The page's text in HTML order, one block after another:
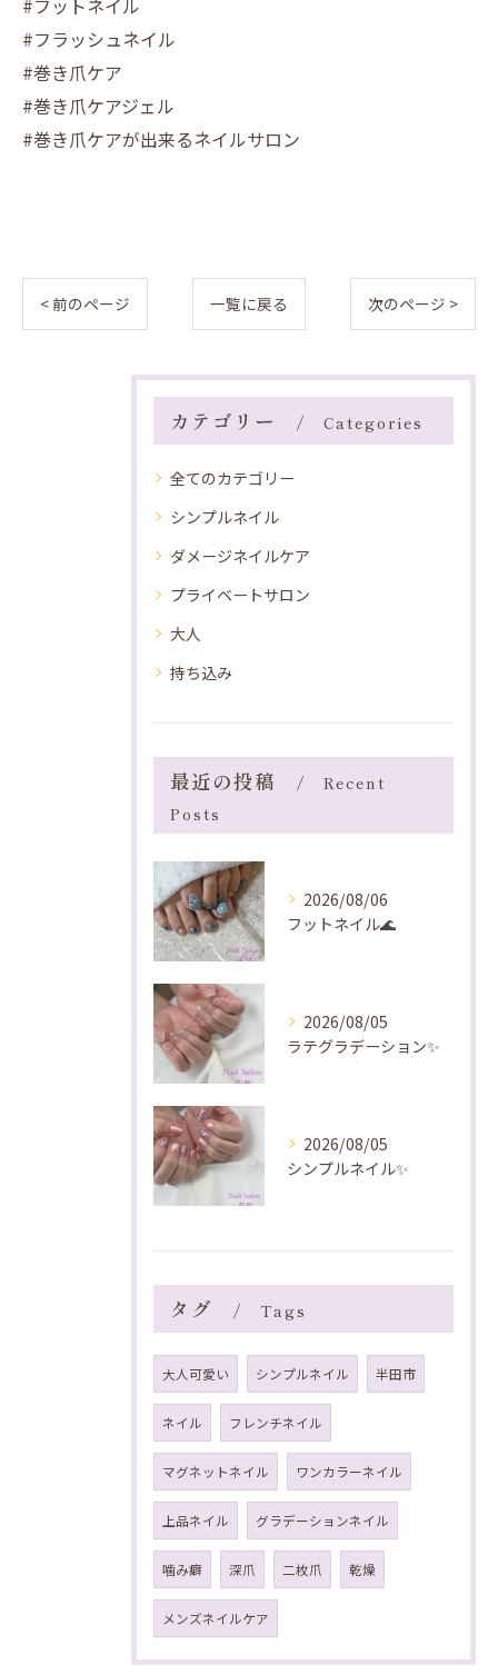
#フットネイル
#フラッシュネイル
#巻き爪ケア
#巻き爪ケアジェル
#巻き爪ケアが出来るネイルサロン
< 前のページ 一覧に戻る 次のページ >
カテゴリー Categories
全てのカテゴリー
シンプルネイル
ダメージネイルケア
プライベートサロン
大人
持ち込み
最近の投稿
Recent
Posts
2026/08/06
フットネイル🌊
2026/08/05
ラテグラデーション✨️
2026/08/05
シンプルネイル✨️
タグ Tags
大人可愛い シンプルネイル 半田市
ネイル フレンチネイル
マグネットネイル ワンカラーネイル
上品ネイル グラデーションネイル
噛み癖 深爪 二枚爪 乾燥
メンズネイルケア